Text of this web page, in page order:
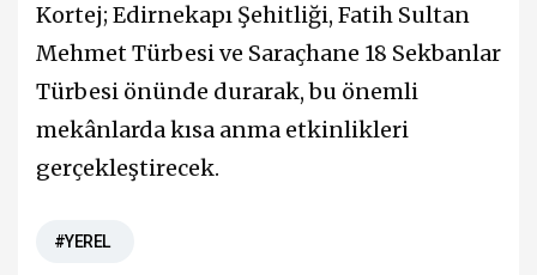
Kortej; Edirnekapı Şehitliği, Fatih Sultan
Mehmet Türbesi ve Saraçhane 18 Sekbanlar
Türbesi önünde durarak, bu önemli
mekânlarda kısa anma etkinlikleri
gerçekleştirecek.
#YEREL